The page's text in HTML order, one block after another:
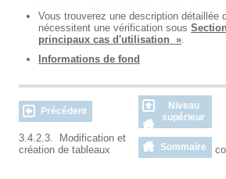
Vous trouverez une description détaillée
nécessitent une vérification sous
principaux cas d'utilisation ».
Informations de fond
Précédent
Niveau
supérieur
3.4.2.3. Modification et
création de tableaux
Sommaire